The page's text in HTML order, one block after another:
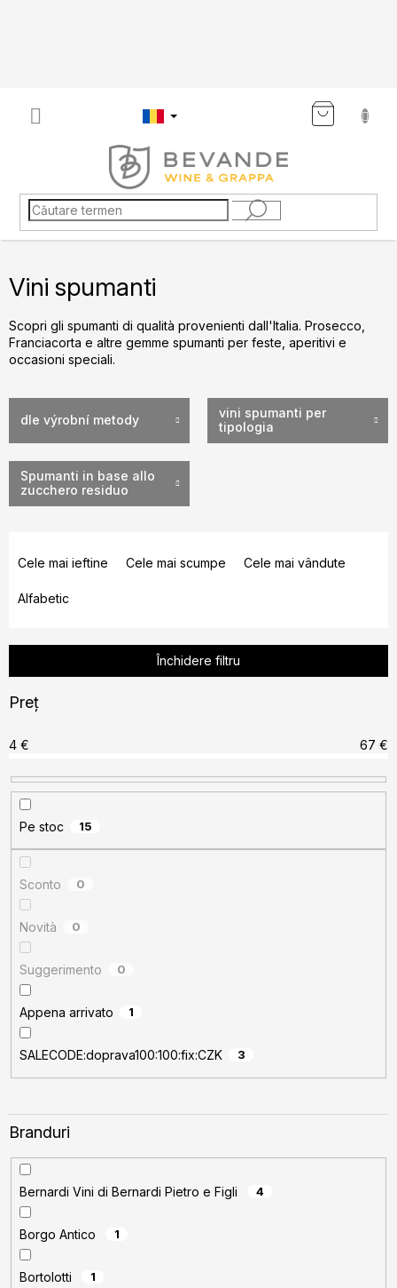
COŞ
Vini spumanti
Scopri gli spumanti di qualità provenienti dall'Italia. Prosecco,
Franciacorta e altre gemme spumanti per feste, aperitivi e
occasioni speciali.
dle výrobní metody
vini spumanti per
tipologia
Spumanti in base allo
zucchero residuo
e
e
a
r
a
p
r
o
d
u
u
u
Cele mai ieftine Cele mai scumpe Cele mai vândute
Alfabetic
Închidere filtru
Preţ
4 € 67 €
Pe stoc 15
Sconto 0
Novità 0
Suggerimento 0
Appena arrivato 1
SALECODE:doprava100:100:fix:CZK 3
Branduri
Bernardi Vini di Bernardi Pietro e Figli 4
Borgo Antico 1
Bortolotti 1